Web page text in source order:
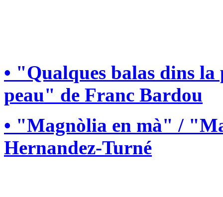
• "Qualques balas dins
peau" de Franc Bardou
• "Magnòlia en mà" /
Hernandez-Turné